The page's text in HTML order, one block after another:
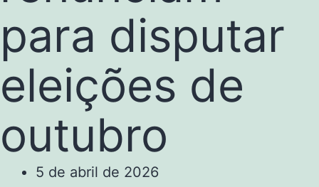
para disputar
eleições de
outubro
5 de abril de 2026